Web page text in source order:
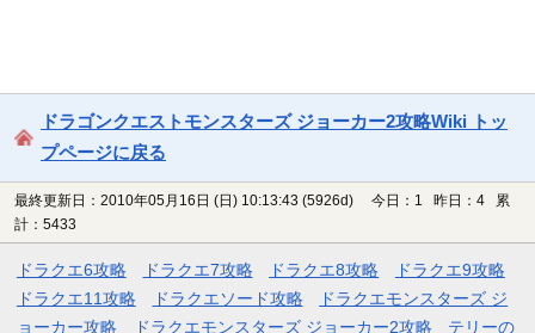
ドラゴンクエストモンスターズ ジョーカー2攻略Wiki トッ
プページに戻る
最終更新日：2010年05月16日 (日) 10:13:43 (5926d)
今日：1 昨日：4 累
計：5433
ドラクエ6攻略 ドラクエ7攻略 ドラクエ8攻略
ドラクエ9攻略
ドラクエ11攻略
ドラクエソード攻略
ドラクエモンスターズ ジ
ョーカー攻略
ドラクエモンスターズ ジョーカー2攻略 テリーの